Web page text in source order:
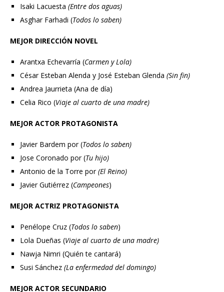
Isaki Lacuesta (Entre dos aguas)
Asghar Farhadi (Todos lo saben)
MEJOR DIRECCIÓN NOVEL
Arantxa Echevarría (Carmen y Lola)
César Esteban Alenda y José Esteban Glenda (Sin fin)
Andrea Jaurrieta (Ana de día)
Celia Rico (Viaje al cuarto de una madre)
MEJOR ACTOR PROTAGONISTA
Javier Bardem por (Todos lo saben)
Jose Coronado por (Tu hijo)
Antonio de la Torre por(El Reino)
Javier Gutiérrez (Campeones)
MEJOR ACTRIZ PROTAGONISTA
Penélope Cruz (Todos lo saben)
Lola Dueñas (Viaje al cuarto de una madre)
Nawja Nimri (Quién te cantará)
Susi Sánchez (La enfermedad del domingo)
MEJOR ACTOR SECUNDARIO